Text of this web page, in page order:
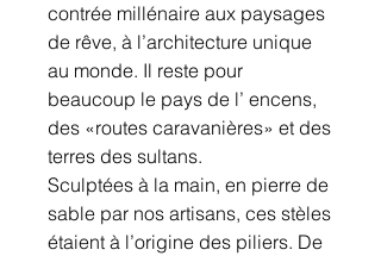
contrée millénaire aux paysages
de rêve, à l’architecture unique
au monde. Il reste pour
beaucoup le pays de l’ encens,
des «routes caravanières» et des
terres des sultans.
Sculptées à la main, en pierre de
sable par nos artisans, ces stèles
étaient à l’origine des piliers. De